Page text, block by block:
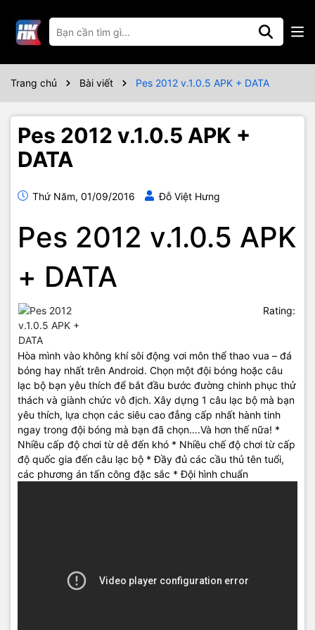
Trang chủ Bài viết Pes 2012 v.1.0.5 APK + DATA
Pes 2012 v.1.0.5 APK +
DATA
Thứ Năm, 01/09/2016 Đỗ Việt Hưng
Pes 2012 v.1.0.5 APK
+ DATA
Rating:
Hòa mình vào không khí sôi động vơi môn thể thao vua – đá
bóng hay nhất trên Android. Chọn một đội bóng hoặc câu
lạc bộ bạn yêu thích để bắt đầu bước đường chinh phục thử
thách và giành chức vô địch. Xây dựng 1 câu lạc bộ mà bạn
yêu thích, lựa chọn các siêu cao đẳng cấp nhất hành tinh
ngay trong đội bóng mà bạn đã chọn….Và hơn thế nữa! *
Nhiều cấp độ chơi từ dễ đến khó * Nhiều chế độ chơi từ cấp
độ quốc gia đến câu lạc bộ * Đầy đủ các cầu thủ tên tuổi,
các phương án tấn công đặc sắc * Đội hình chuẩn